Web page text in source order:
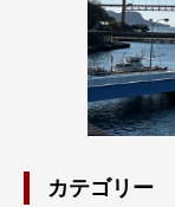
カテゴリー